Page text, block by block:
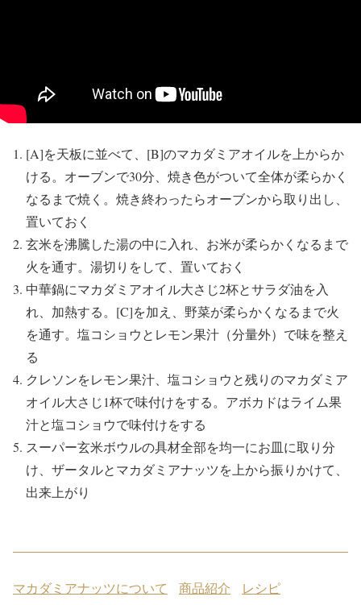
[A]を天板に並べて、[B]のマカダミアオイルを上からか
ける。オーブンで30分、焼き色がついて全体が柔らかく
なるまで焼く。焼き終わったらオーブンから取り出し、
置いておく
玄米を沸騰した湯の中に入れ、お米が柔らかくなるまで
火を通す。湯切りをして、置いておく
中華鍋にマカダミアオイル大さじ2杯とサラダ油を入
れ、加熱する。[C]を加え、野菜が柔らかくなるまで火
を通す。塩コショウとレモン果汁（分量外）で味を整え
る
クレソンをレモン果汁、塩コショウと残りのマカダミア
オイル大さじ1杯で味付けをする。アボカドはライム果
汁と塩コショウで味付けをする
スーパー玄米ボウルの具材全部を均一にお皿に取り分
け、ザータルとマカダミアナッツを上から振りかけて、
出来上がり
マカダミアナッツについて 商品紹介
レシピ